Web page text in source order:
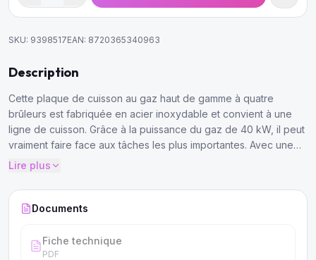
SKU: 9398517EAN: 8720365340963
Description
Cette plaque de cuisson au gaz haut de gamme à quatre
brûleurs est fabriquée en acier inoxydable et convient à une
ligne de cuisson. Grâce à la puissance du gaz de 40 kW, il peut
vraiment faire face aux tâches les plus importantes. Avec une
profondeur de 90 cm, vous pouvez être sûr d'avoir
Lire plus
Documents
Fiche technique
PDF